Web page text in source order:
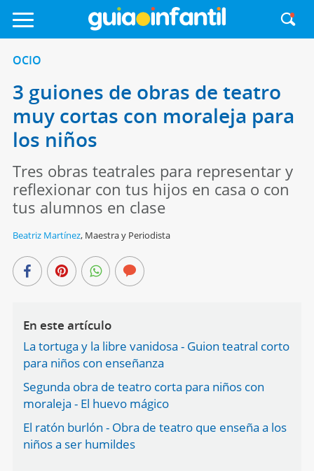
OCIO
3 guiones de obras de teatro
muy cortas con moraleja para
los niños
Tres obras teatrales para representar y
reflexionar con tus hijos en casa o con
tus alumnos en clase
Beatriz Martínez, Maestra y Periodista
En este artículo
La tortuga y la libre vanidosa - Guion teatral corto
para niños con enseñanza
Segunda obra de teatro corta para niños con
moraleja - El huevo mágico
El ratón burlón - Obra de teatro que enseña a los
niños a ser humildes